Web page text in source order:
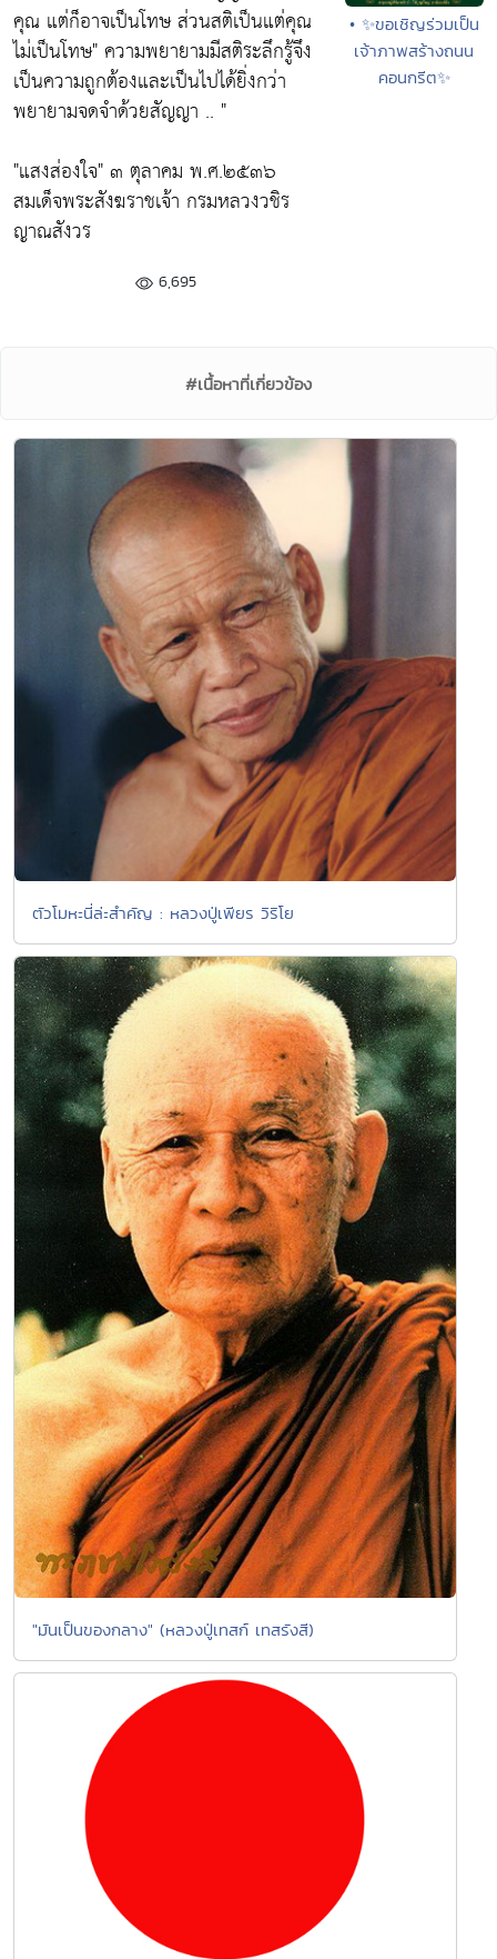
คุณ แต่ก็อาจเป็นโทษ ส่วนสติเป็นแต่คุณ
ไม่เป็นโทษ"ความพยายามมีสติระลึกรู้จึง
เป็นความถูกต้องและเป็นไปได้ยิ่งกว่า
พยายามจดจำด้วยสัญญา .. "
"แสงส่องใจ" ๓ ตุลาคม พ.ศ.๒๕๓๖
สมเด็จพระสังฆราชเจ้า กรมหลวงวชิร
ญาณสังวร
6,695
• ✨ขอเชิญร่วมเป็น
เจ้าภาพสร้างถนน
คอนกรีต✨
#เนื้อหาที่เกี่ยวข้อง
ตัวโมหะนี่ล่ะสำคัญ : หลวงปู่เพียร วิริโย
"มันเป็นของกลาง" (หลวงปู่เทสก์ เทสรังสี)